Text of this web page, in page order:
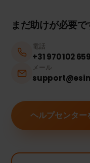
まだ助けが必要で
電話
+31 970 102
メール
ヘルプセンター